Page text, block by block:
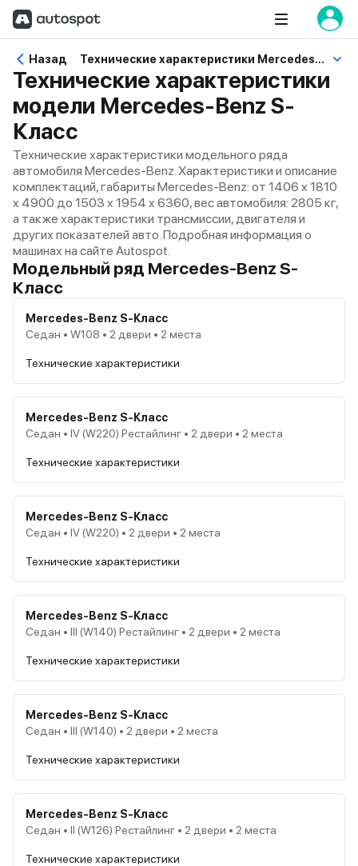
Назад Технические характеристики Mercedes-Benz S-Класс
Технические характеристики
модели Mercedes-Benz S-
Класс
Технические характеристики модельного ряда
автомобиля Mercedes-Benz. Характеристики и описание
комплектаций, габариты Mercedes-Benz: от 1406 x 1810
x 4900 до 1503 x 1954 x 6360, вес автомобиля: 2805 кг,
а также характеристики трансмиссии, двигателя и
других показателей авто. Подробная информация о
машинах на сайте Autospot.
Модельный ряд Mercedes-Benz S-
Класс
Mercedes-Benz S-Класс
Седан • W108 • 2 двери • 2 места
Технические характеристики
Mercedes-Benz S-Класс
Седан • IV (W220) Рестайлинг • 2 двери • 2 места
Технические характеристики
Mercedes-Benz S-Класс
Седан • IV (W220) • 2 двери • 2 места
Технические характеристики
Mercedes-Benz S-Класс
Седан • III (W140) Рестайлинг • 2 двери • 2 места
Технические характеристики
Mercedes-Benz S-Класс
Седан • III (W140) • 2 двери • 2 места
Технические характеристики
Mercedes-Benz S-Класс
Седан • II (W126) Рестайлинг • 2 двери • 2 места
Технические характеристики